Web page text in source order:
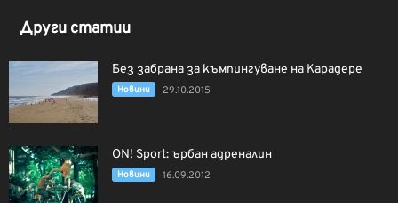
Други статии
Без забрана за къмпингуване на Карадере
Новини 29.10.2015
ON! Sport: ърбан адреналин
Новини 16.09.2012